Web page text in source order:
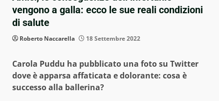
vengono a galla: ecco le sue reali condizioni
di salute
Roberto Naccarella 18 Settembre 2022
Carola Puddu ha pubblicato una foto su Twitter
dove è apparsa affaticata e dolorante: cosa è
successo alla ballerina?